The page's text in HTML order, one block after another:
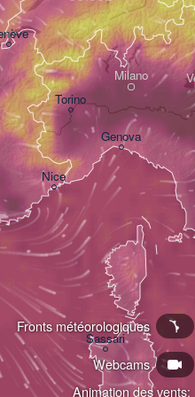
Animation des vents:
Webcams
Fronts météorologiques
Milano
Torino
Genova
Nice
Sassari